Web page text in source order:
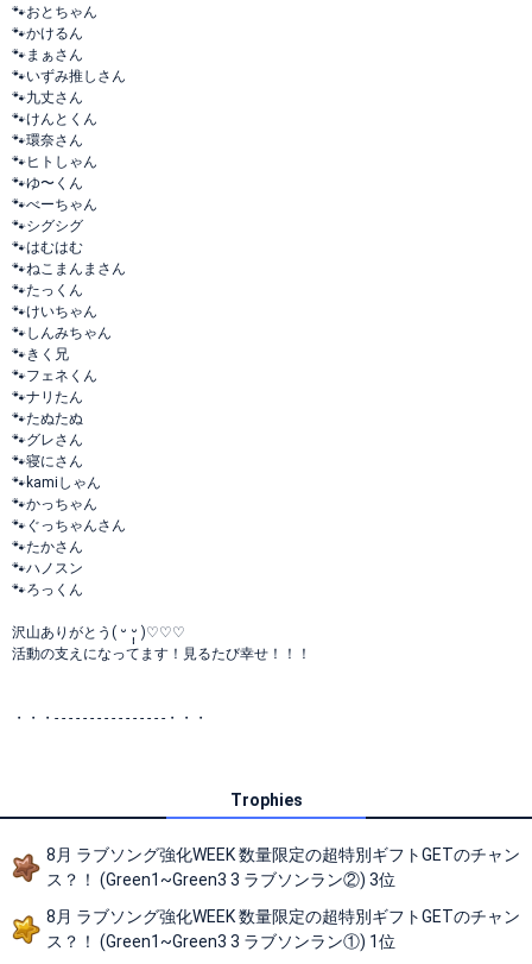
🐾おとちゃん
🐾かけるん
🐾まぁさん
🐾いずみ推しさん
🐾九丈さん
🐾けんとくん
🐾環奈さん
🐾ヒトしゃん
🐾ゆ〜くん
🐾べーちゃん
🐾シグシグ
🐾はむはむ
🐾ねこまんまさん
🐾たっくん
🐾けいちゃん
🐾しんみちゃん
🐾きく兄
🐾フェネくん
🐾ナリたん
🐾たぬたぬ
🐾グレさん
🐾寝にさん
🐾kamiしゃん
🐾かっちゃん
🐾ぐっちゃんさん
🐾たかさん
🐾ハノスン
🐾ろっくん
沢山ありがとう( ᵕ ᵕ̩̩ )♡♡♡
活動の支えになってます！見るたび幸せ！！！
・・・- - - - - - - - - - - - - - - -・・・
Trophies
8月 ラブソング強化WEEK 数量限定の超特別ギフトGETのチャン
ス？！ (Green1~Green3 3 ラブソンラン②) 3位
8月 ラブソング強化WEEK 数量限定の超特別ギフトGETのチャン
ス？！ (Green1~Green3 3 ラブソンラン①) 1位